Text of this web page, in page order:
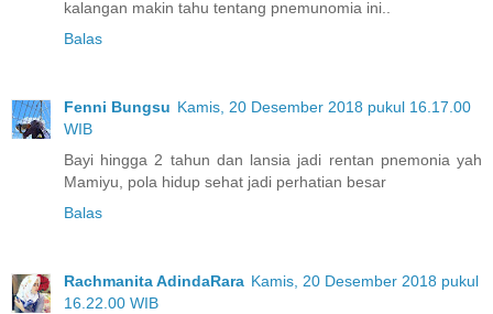
kalangan makin tahu tentang pnemunomia ini..
Balas
Fenni Bungsu Kamis, 20 Desember 2018 pukul 16.17.00
WIB
Bayi hingga 2 tahun dan lansia jadi rentan pnemonia yah
Mamiyu, pola hidup sehat jadi perhatian besar
Balas
Rachmanita AdindaRara Kamis, 20 Desember 2018 pukul
16.22.00 WIB